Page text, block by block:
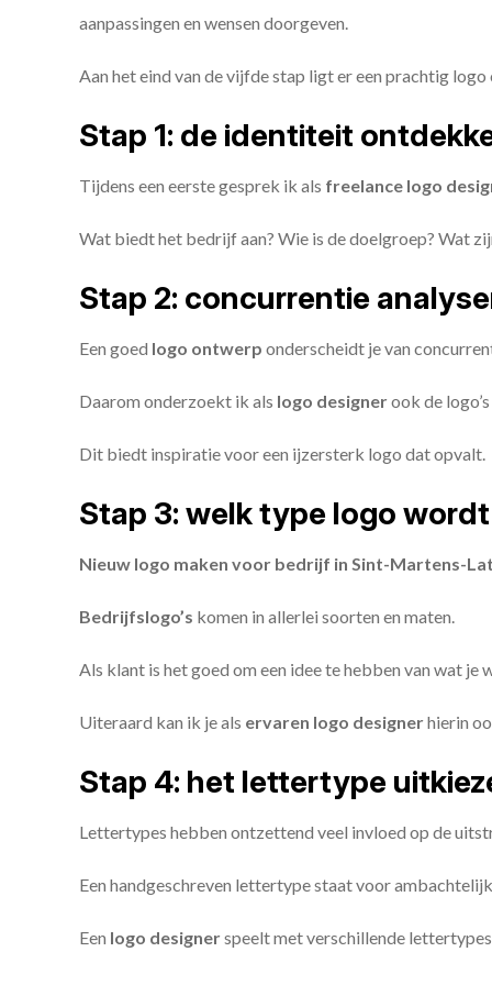
aanpassingen en wensen doorgeven.
Aan het eind van de vijfde stap ligt er een prachtig
Stap 1: de identiteit
Tijdens een eerste gesprek ik als freelance logo
Wat biedt het bedrijf aan? Wie is de doelgroep? Wat
Stap 2: concurrentie
Een goed logo ontwerp onderscheidt je van
Daarom onderzoekt ik als logo designerook de
Dit biedt inspiratie voor een ijzersterk logo dat opvalt.
Stap 3: welk type logo
Nieuw logo maken voor bedrijf in Sint-Martens-
Bedrijfslogo’s komen in allerlei soorten en maten.
Als klant is het goed om een idee te hebben van wat
Uiteraard kan ik je als ervaren logo designerhierin
Stap 4: het lettertype
Lettertypes hebben ontzettend veel invloed op de
Een handgeschreven lettertype staat voor
Een logo designerspeelt met verschillende